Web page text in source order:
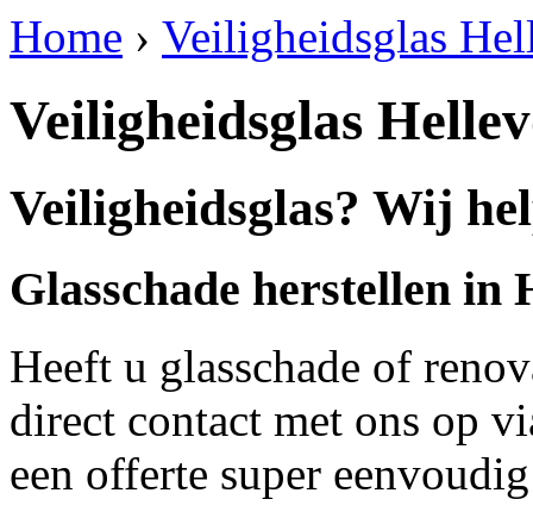
Home › Veiligheidsglas
Veiligheidsglas
Veiligheidsglas? Wij
Glasschade herstellen in
Heeft u glasschade of
direct contact met ons op
een offerte super